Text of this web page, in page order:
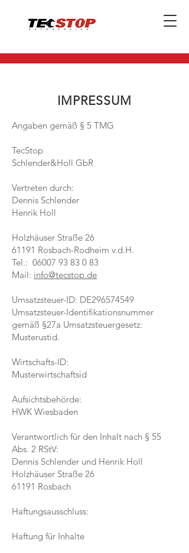
IMPRESSUM
Angaben gemäß § 5 TMG
TecStop
Schlender&Holl GbR
Vertreten durch:
Dennis Schlender
Henrik Holl
Holzhäuser Straße 26
61191 Rosbach-Rodheim v.d.H.
Tel.: 06007 93 83 0 83
Mail: info@tecstop.de
Umsatzsteuer-ID: DE296574549
Umsatzsteuer-Identifikationsnummer
gemäß §27a Umsatzsteuergesetz:
Musterustid.
Wirtschafts-ID:
Musterwirtschaftsid
Aufsichtsbehörde:
HWK Wiesbaden
Verantwortlich für den Inhalt nach § 55
Abs. 2 RStV:
Dennis Schlender und Henrik Holl
Holzhäuser Straße 26
61191 Rosbach
Haftungsausschluss:
Haftung für Inhalte